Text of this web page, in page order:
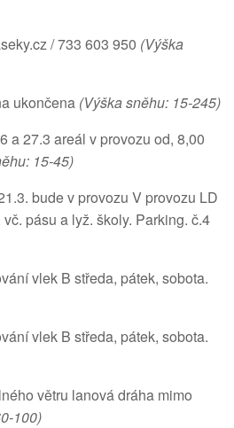
/ 733 603 950 (Výška
ukončena (Výška sněhu: 15-245)
a 27.3 areál v provozu od, 8,00
15-45)
bude v provozu V provozu LD
pásu a lyž. školy. Parking. č.4
vlek B středa, pátek, sobota.
vlek B středa, pátek, sobota.
větru lanová dráha mimo
100)